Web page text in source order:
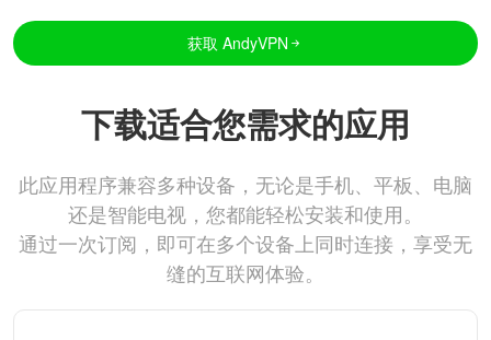
获取 AndyVPN
下载适合您需求的应用
此应用程序兼容多种设备，无论是手机、平板、电脑
还是智能电视，您都能轻松安装和使用。
通过一次订阅，即可在多个设备上同时连接，享受无
缝的互联网体验。